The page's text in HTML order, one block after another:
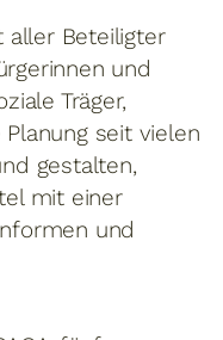
aller Beteiligter
und
Träger,
seit vielen
gestalten,
mit einer
und